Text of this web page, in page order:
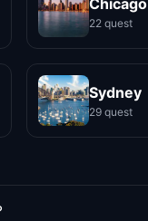
22 quest
Sydney
29 quest